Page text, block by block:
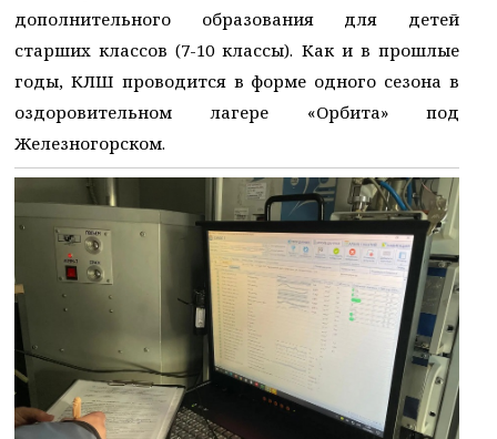
дополнительного образования для детей
старших классов (7-10 классы). Как и в прошлые
годы, КЛШ проводится в форме одного сезона в
оздоровительном лагере «Орбита» под
Железногорском.